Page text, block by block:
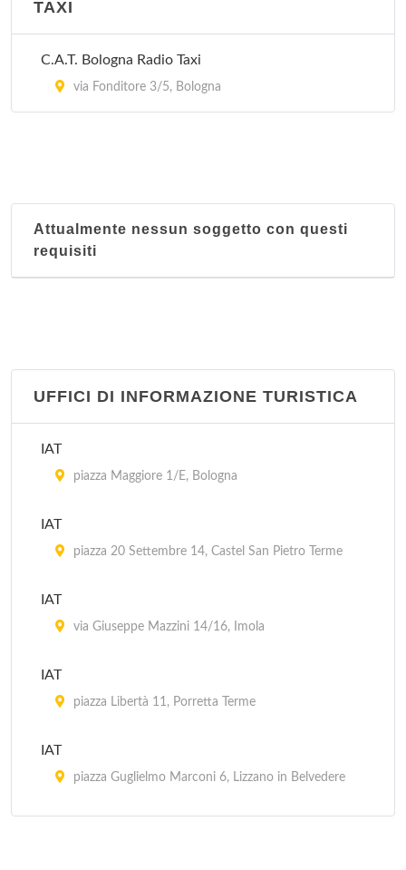
TAXI
C.A.T. Bologna Radio Taxi
via Fonditore 3/5, Bologna
Attualmente nessun soggetto con questi
requisiti
UFFICI DI INFORMAZIONE TURISTICA
IAT
piazza Maggiore 1/E, Bologna
IAT
piazza 20 Settembre 14, Castel San Pietro Terme
IAT
via Giuseppe Mazzini 14/16, Imola
IAT
piazza Libertà 11, Porretta Terme
IAT
piazza Guglielmo Marconi 6, Lizzano in Belvedere